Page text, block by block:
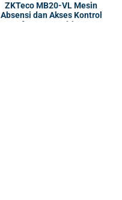
ZKTeco MB20-VL Mesin
Absensi dan Akses Kontrol
| face recognition,